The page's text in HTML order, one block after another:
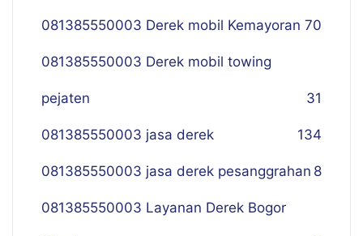
081385550003 Derek mobil Kemayoran 70
081385550003 Derek mobil towing
pejaten 31
081385550003 jasa derek 134
081385550003 jasa derek pesanggrahan 8
081385550003 Layanan Derek Bogor